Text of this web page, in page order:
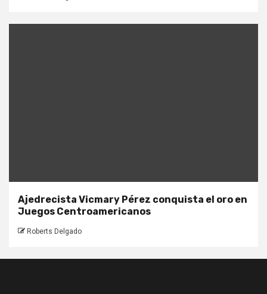
Ajedrecista Vicmary Pérez conquista el oro en
Juegos Centroamericanos
Roberts Delgado